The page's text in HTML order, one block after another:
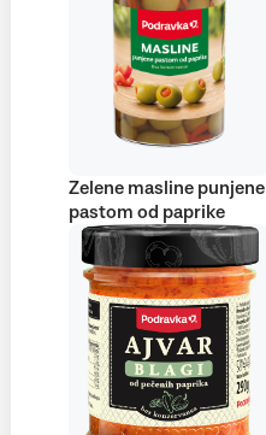
Zelene masline punjene
pastom od paprike